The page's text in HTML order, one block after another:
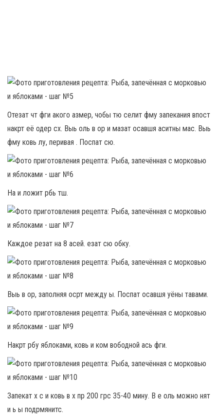
Отезат чт фги акого азмер, чобы тю селит фму запекания впост
накрт её одер сх. Выь оль в ор и мазат осавшя аситны мас. Выь
фму ковь лу, перивая . Поспат сю.
На и ложит рбь тш.
Каждое резат на 8 асей. езат сю обку.
Выь в ор, заполняя осрт между ы. Поспат осавшя уёны тавами.
Накрт рбу яблоками, ковь и ком вободной ась фги.
Запекат х с и ковь в х пр 200 грс 35-40 мину. В е оль можно нят
и ь ы подрмянитс.